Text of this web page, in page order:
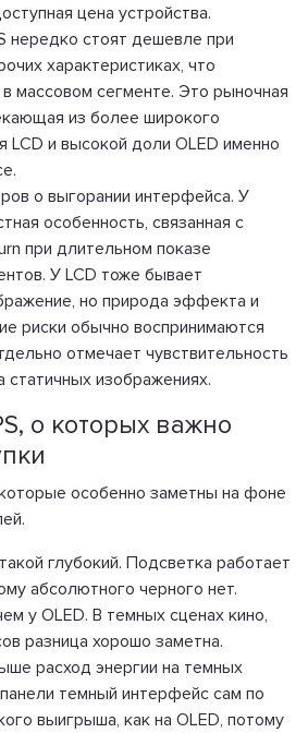
цена устройства.
нередко стоят дешевле при
характеристиках, что
массовом сегменте. Это рыночная
из более широкого
LCD и высокой доли OLED именно
о выгорании интерфейса. У
особенность, связанная с
при длительном показе
У LCD тоже бывает
но природа эффекта и
риски обычно воспринимаются
отмечает чувствительность
статичных изображениях.
о которых важно
особенно заметны на фоне
глубокий. Подсветка работает
абсолютного черного нет.
у OLED. В темных сценах кино,
разница хорошо заметна.
расход энергии на темных
темный интерфейс сам по
выигрыша, как на OLED, потому